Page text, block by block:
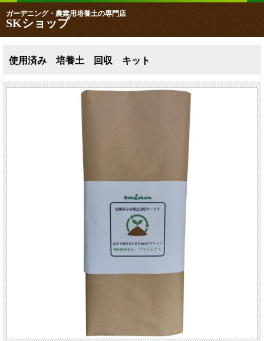
ガーデニング・農業用培養土の専門店
SKショップ
使用済み 培養土 回収 キット